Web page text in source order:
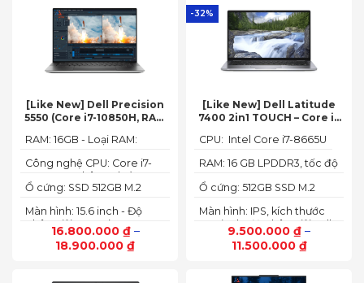
[Like New] Dell Precision
5550 (Core i7-10850H, RAM
Quadro T1000 4G, Màn
15.6” FHD+)
16.800.000 ₫–
18.900.000 ₫
Màn hình: 15.6 inch - Độ
phân giải: FHD+ (1920 x
1200 px)
Ổ cứng: SSD 512GB M.2
Công nghệ CPU: Core i7-
10750H, 6 nhân, 12 luồng
RAM: 16GB - Loại RAM:
-32%
[Like New] Dell Latitude
7400 2in1 TOUCH – Core i7
màn hình 14 inch FHD Cảm
9.500.000 ₫ –
11.500.000 ₫
Màn hình: IPS, kích thước
14.0 inch, độ phân giải Full
HD (1920 x 1080)
Ổ cứng: 512GB SSD M.2
RAM: 16 GB LPDDR3, tốc độ
CPU: Intel Core i7-8665U